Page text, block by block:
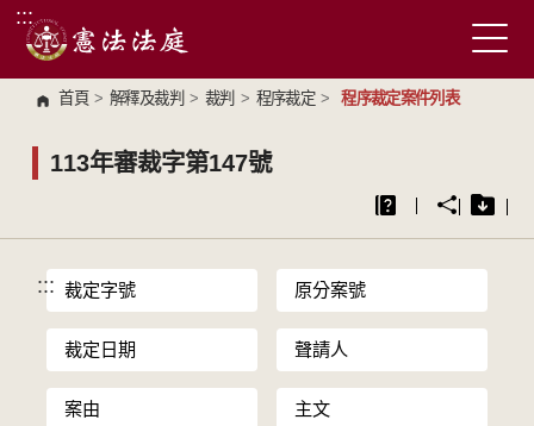
跳到主要內容區塊
:::
首頁 > 解釋及裁判 > 裁判 > 程序裁定 > 程序裁定案件列表
113年審裁字第147號
::: 裁定字號 原分案號
裁定日期 聲請人
案由 主文